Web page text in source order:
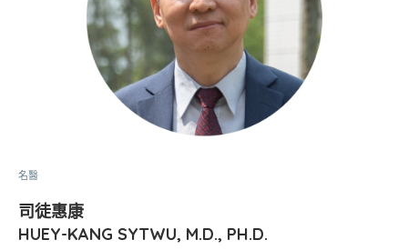
名醫
司徒惠康
HUEY-KANG SYTWU, M.D., PH.D.